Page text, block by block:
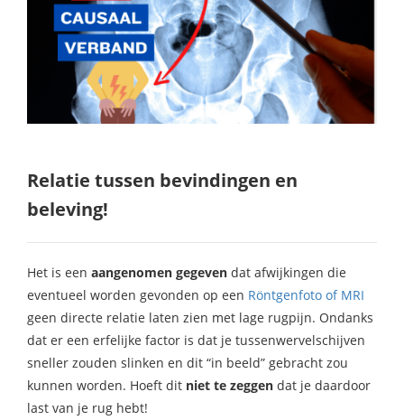
Relatie tussen bevindingen en
beleving!
Het is een aangenomen gegeven dat afwijkingen die
eventueel worden gevonden op een Röntgenfoto of MRI
geen directe relatie laten zien met lage rugpijn. Ondanks
dat er een erfelijke factor is dat je tussenwervelschijven
sneller zouden slinken en dit “in beeld” gebracht zou
kunnen worden. Hoeft dit niet te zeggen dat je daardoor
last van je rug hebt!